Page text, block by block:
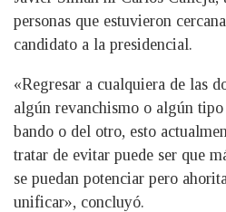
personas que estuvieron
candidato a la presidencial.
«Regresar a cualquiera de las
algún revanchismo o algún
bando o del otro, esto
tratar de evitar puede ser que
se puedan potenciar pero
unificar», concluyó.